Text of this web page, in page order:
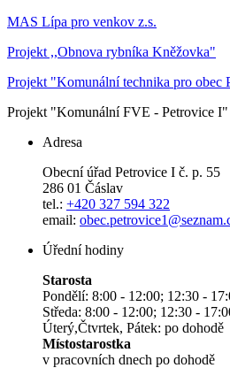
MAS Lípa pro venkov z.s.
Projekt ,,Obnova rybníka Kněžovka"
Projekt "Komunální technika pro obec
Projekt "Komunální FVE - Petrovice I"
Adresa
Obecní úřad Petrovice I č. p. 55
286 01 Čáslav
tel.: +420 327 594 322
email:
Úřední hodiny
Starosta
Pondělí: 8:00 - 12:00; 12:30 -
Středa: 8:00 - 12:00; 12:30 -
Úterý,Čtvrtek, Pátek: po dohodě
Místostarostka
v pracovních dnech po dohodě